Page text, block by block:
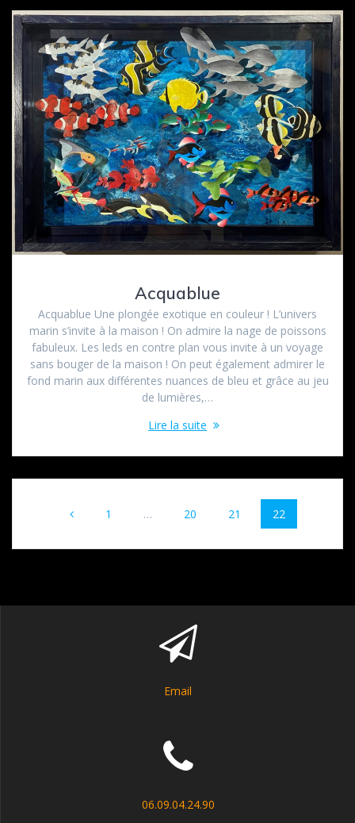
Acquablue
Acquablue Une plongée exotique en couleur ! L’univers
marin s’invite à la maison ! On admire la nage de poissons
fabuleux. Les leds en contre plan vous invite à un voyage
sans bouger de la maison ! On peut également admirer le
fond marin aux différentes nuances de bleu et grâce au jeu
de lumières,…
Lire la suite
sein
Page
1 … Page
20 Page
21 Page
22
Email
06.09.04.24.90